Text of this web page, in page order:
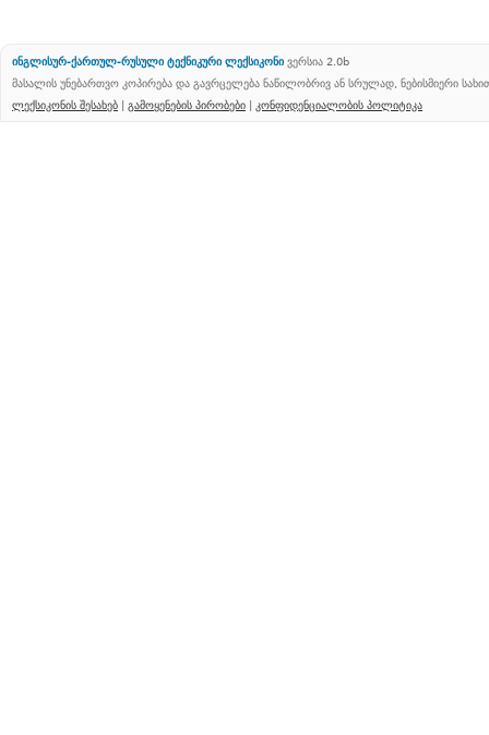
ინგლისურ-ქართულ-რუსული ტექნიკური ლექსიკონი ვერსია 2.0b
მასალის უნებართვო კოპირება და გავრცელება ნაწილობრივ ან სრულად, ნებისმიერი
ლექსიკონის შესახებ | გამოყენების პირობები | კონფიდენციალობის პოლიტიკა